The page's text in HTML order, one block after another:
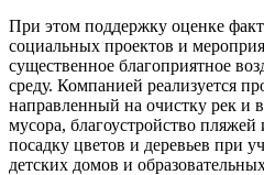
При этом поддержку оценке
социальных проектов и
существенное благоприятное
среду. Компанией реализуется
направленный на очистку рек и
мусора, благоустройство
посадку цветов и деревьев при
детских домов и